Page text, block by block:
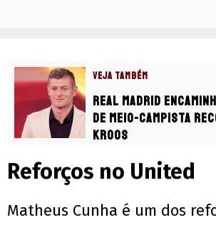
VEJA TAMBÉM
Real Madrid
de meio-campista
Kroos
Reforços no United
Matheus Cunha é um dos